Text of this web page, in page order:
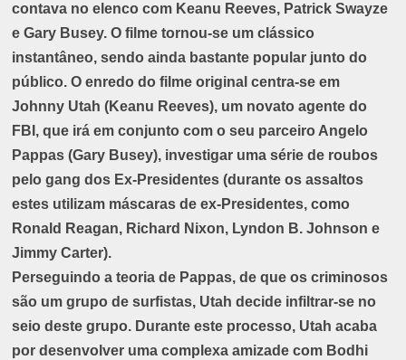
contava no elenco com Keanu Reeves, Patrick Swayze
e Gary Busey. O filme tornou-se um clássico
instantâneo, sendo ainda bastante popular junto do
público. O enredo do filme original centra-se em
Johnny Utah (Keanu Reeves), um novato agente do
FBI, que irá em conjunto com o seu parceiro Angelo
Pappas (Gary Busey), investigar uma série de roubos
pelo gang dos Ex-Presidentes (durante os assaltos
estes utilizam máscaras de ex-Presidentes, como
Ronald Reagan, Richard Nixon, Lyndon B. Johnson e
Jimmy Carter).
Perseguindo a teoria de Pappas, de que os criminosos
são um grupo de surfistas, Utah decide infiltrar-se no
seio deste grupo. Durante este processo, Utah acaba
por desenvolver uma complexa amizade com Bodhi